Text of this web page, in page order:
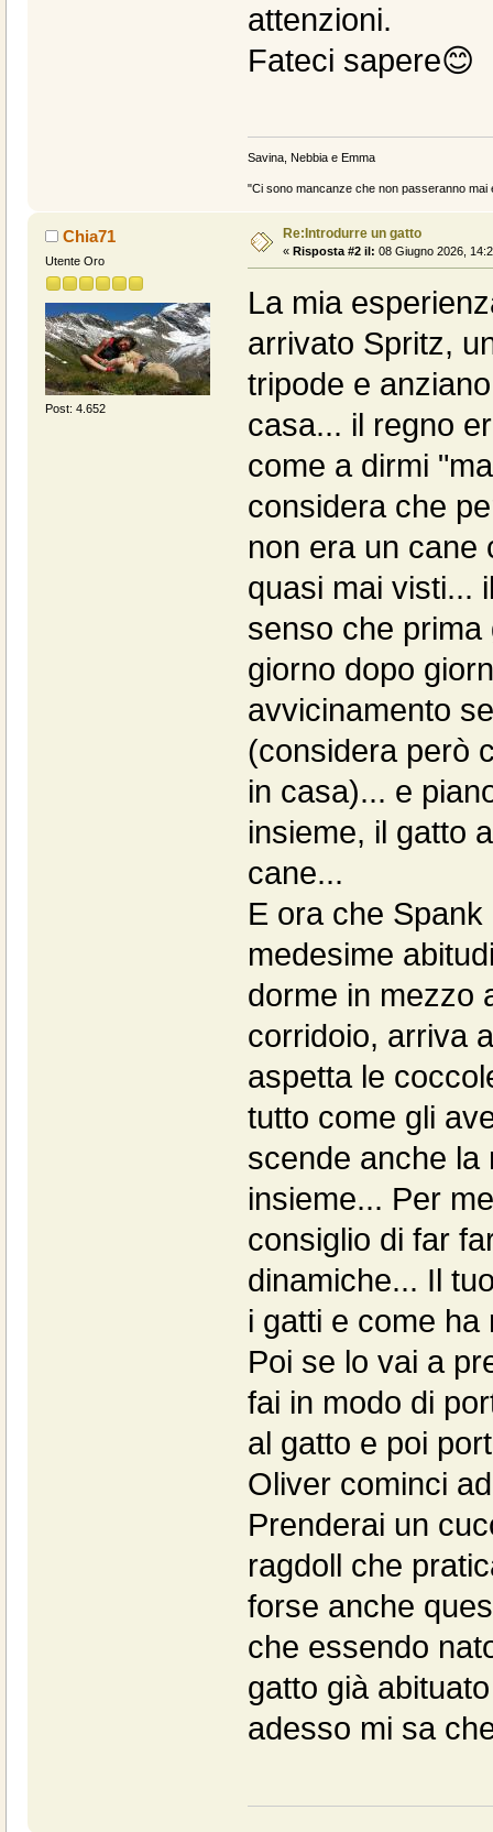
attenzioni.
Fateci sapere😊
Savina, Nebbia e Emma
"Ci sono mancanze che non passeranno
Chia71
Utente Oro
Post: 4.652
Re:Introdurre un gatto
« Risposta #2 il: 08 Giugno 2026,
La mia
arrivato Spritz,
tripode e
casa... il regno
come a dirmi
considera che
non era un cane
quasi mai visti...
senso che
giorno dopo
avvicinamento
(considera però
in casa)... e
insieme, il gatto
cane...
E ora che
medesime
dorme in mezzo
corridoio, arriva
aspetta le
tutto come gli
scende anche la
insieme... Per
consiglio di far
dinamiche... Il
i gatti e come ha
Poi se lo vai a
fai in modo di
al gatto e poi
Oliver cominci
Prenderai un
ragdoll che
forse anche
che essendo
gatto già
adesso mi sa